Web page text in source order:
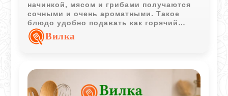
начинкой, мясом и грибами получаются
сочными и очень ароматными. Такое
блюдо удобно подавать как горячий
завтрак или легкий ужин.
Вилка